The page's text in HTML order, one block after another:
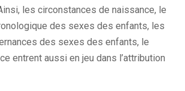
les circonstances de naissance, le
des sexes des enfants, les
des sexes des enfants, le
entrent aussi en jeu dans l’attribution